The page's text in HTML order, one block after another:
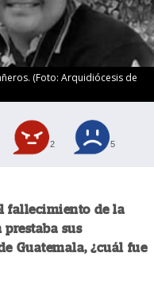
(Foto: Arquidiócesis de
2 5
fallecimiento de la
sus
Guatemala, ¿cuál fue